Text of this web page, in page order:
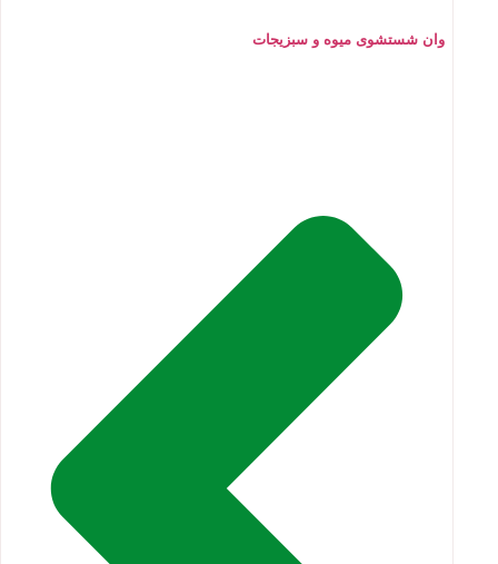
وان شستشوی میوه و سبزیجات